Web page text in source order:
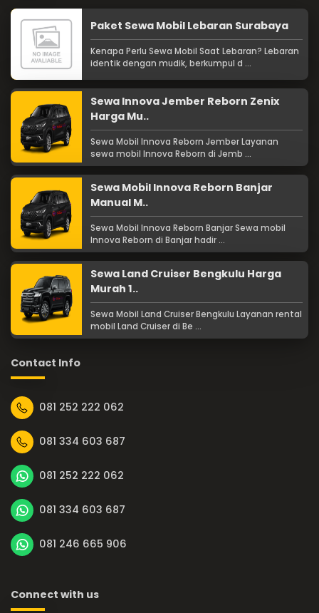
Paket Sewa Mobil Lebaran Surabaya
Kenapa Perlu Sewa Mobil Saat Lebaran? Lebaran
identik dengan mudik, berkumpul d ...
Sewa Innova Jember Reborn Zenix
Harga Mu..
Sewa Mobil Innova Reborn Jember Layanan
sewa mobil Innova Reborn di Jemb ...
Sewa Mobil Innova Reborn Banjar
Manual M..
Sewa Mobil Innova Reborn Banjar Sewa mobil
Innova Reborn di Banjar hadir ...
Sewa Land Cruiser Bengkulu Harga
Murah 1..
Sewa Mobil Land Cruiser Bengkulu Layanan rental
mobil Land Cruiser di Be ...
Contact Info
081 252 222 062
081 334 603 687
081 252 222 062
081 334 603 687
081 246 665 906
Connect with us